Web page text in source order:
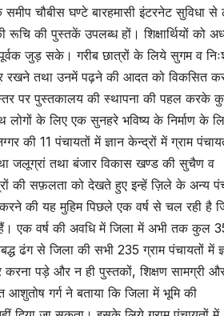
चौबीस घण्टे बारहमासी इंटरनेट सुविधा
रूचि की पुस्तकें उपलब्ध हों। शिक्षार्थियों को
जुड़ सके। गरीब छात्रों के लिये सुगम व
रखने तथा उनमें पढ़ने की आदत को विकसित
पर पुस्तकालय की स्थापना की पहल करके
के लिए एक सुनहरे भविष्य के निर्माण के
की 11 पंचायतों में ज्ञान केन्द्रों में ग्राम
जलूग्रां तथा बंजार विकास खण्ड की सुचैण व
की सफ़लता को देखते हुए इन्हें ज़िले के अन्य
की यह मुहिम पिछले एक वर्ष से चल रही है
हैं। एक वर्ष की अवधि में जिला में अभी तक कुल
ढंग से जिला की सभी 235 ग्राम पंचायतों में
पड़े और न ही पुस्तकों, शिक्षण सामग्री
गर्ग ने बताया कि जिला में भूमि की